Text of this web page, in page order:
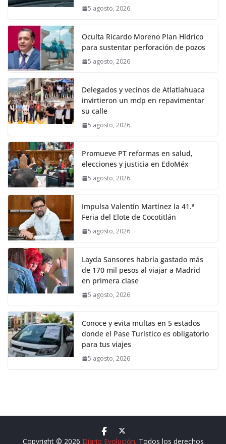
5 agosto, 2026
Oculta Ricardo Moreno Plan Hídrico
para sustentar perforación de pozos
5 agosto, 2026
Delegados y vecinos de Atlatlahuaca
invirtieron un mdp en repavimentar
su calle
5 agosto, 2026
Promueve PT reformas en salud,
elecciones y justicia en EdoMéx
5 agosto, 2026
Impulsa Valentín Martínez la 41.ª
Feria del Elote de Cocotitlán
5 agosto, 2026
Layda Sansores habría gastado más
de 170 mil pesos al viajar a Madrid
en primera clase
5 agosto, 2026
Conoce y evita multas en 5 estados
donde el Pase Turístico es obligatorio
para tus viajes
5 agosto, 2026
Copyright © 2026 Diario Evolución. Todos los derechos